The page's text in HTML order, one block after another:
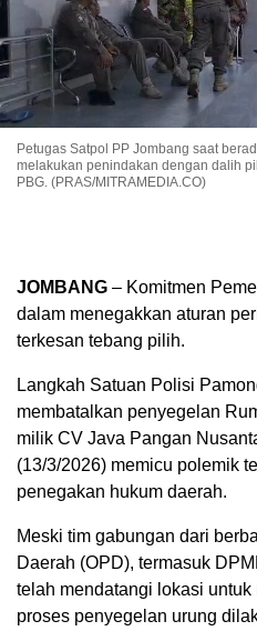
Petugas Satpol PP Jombang saat
melakukan penindakan dengan dalih
PBG. (PRAS/MITRAMEDIA.CO)
JOMBANG – Komitmen
dalam menegakkan aturan
terkesan tebang pilih.
Langkah Satuan Polisi
membatalkan penyegelan
milik CV Java Pangan
(13/3/2026) memicu polemik
penegakan hukum daerah.
Meski tim gabungan dari
Daerah (OPD), termasuk
telah mendatangi lokasi
proses penyegelan urung